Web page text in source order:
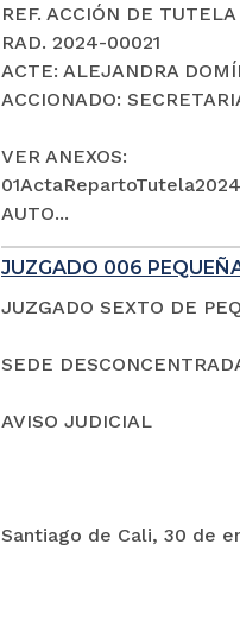
REF. ACCIÓN DE TUTELA
RAD. 2024-00021
ACTE: ALEJANDRA
ACCIONADO:
VER ANEXOS:
AUTO...
JUZGADO 006
JUZGADO SEXTO DE
SEDE
AVISO JUDICIAL
Santiago de Cali, 30 de